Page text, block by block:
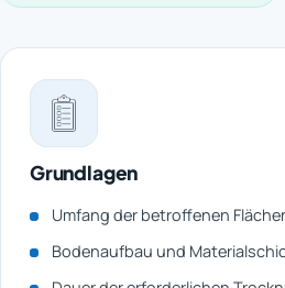
Grundlagen
Umfang der betroffenen
Bodenaufbau und